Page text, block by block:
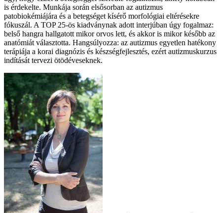
is érdekelte. Munkája során elsősorban az autizmus
patobiokémiájára és a betegséget kísérő morfológiai eltérésekre
fókuszál. A TOP 25-ös kiadványnak adott interjúban úgy fogalmaz:
belső hangra hallgatott mikor orvos lett, és akkor is mikor később az
anatómiát választotta. Hangsúlyozza: az autizmus egyetlen hatékony
terápiája a korai diagnózis és készségfejlesztés, ezért autizmuskurzus
indítását tervezi ötödéveseknek.